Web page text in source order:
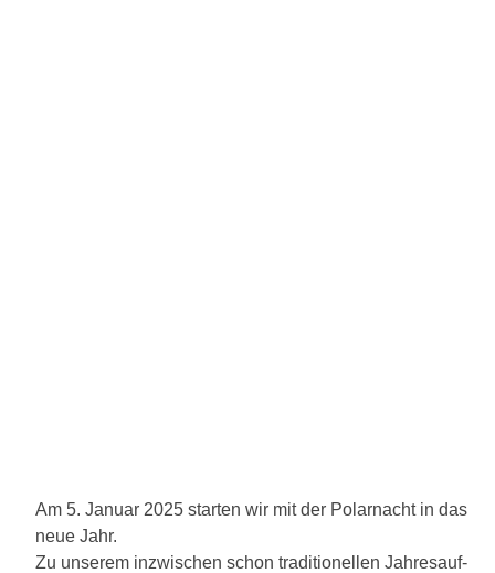
Am 5. Janu­ar 2025 star­ten wir mit der Polar­nacht in das
neue Jahr.
Zu unse­rem inzwi­schen schon tra­di­tio­nel­len Jah­res­auf­